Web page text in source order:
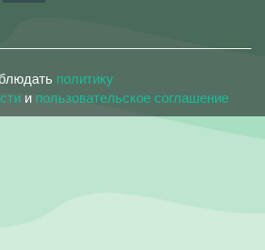
политику
и пользовательское соглашение